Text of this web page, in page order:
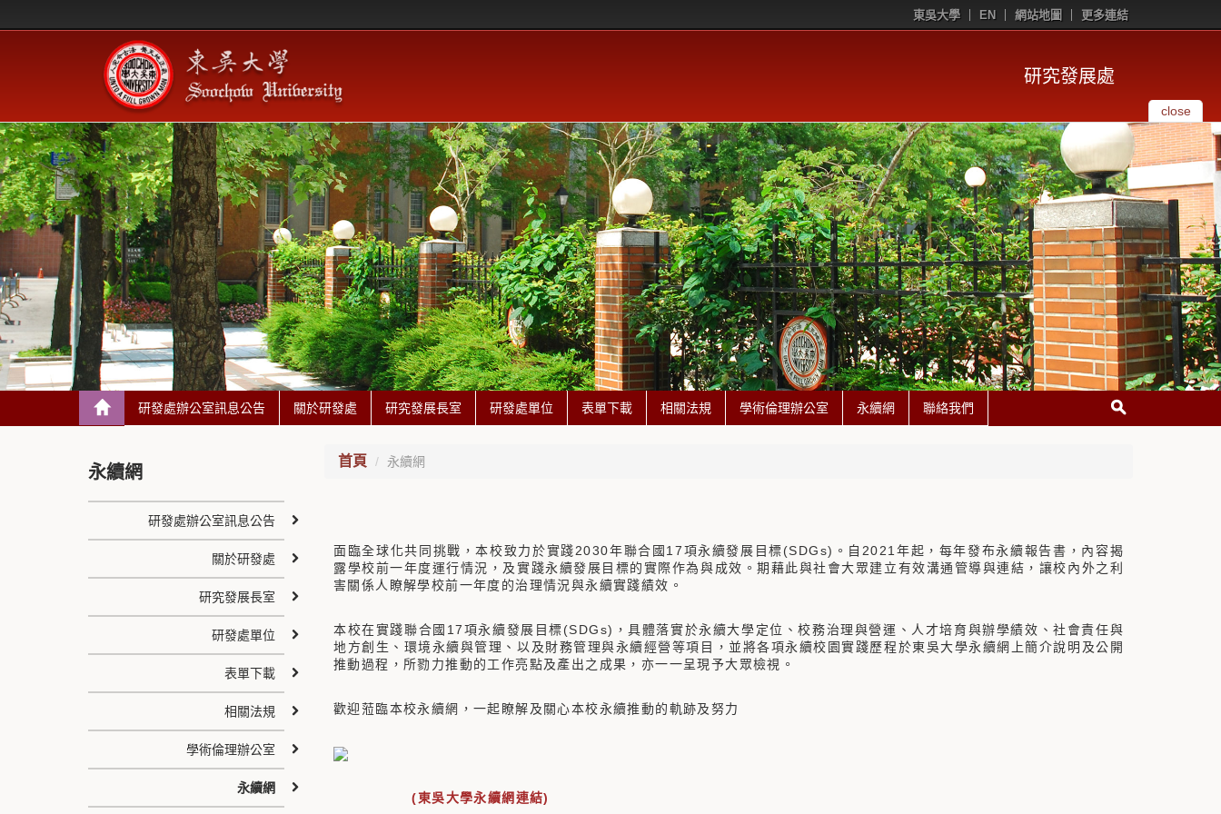
東吳大學 EN 網站地圖 更多連結
研究發展處
close
研發處辦公室訊息公告 關於研發處 研究發展長室 研發處單位 表單下載 相關法規 學術倫理辦公室 永續網 聯絡我們
首頁 永續網
面臨全球化共同挑戰，本校致力於實踐2030年聯合國17項永續發展目標(SDGs)。自2021年起，每年發布永續報告書，內容揭
露學校前一年度運行情況，及實踐永續發展目標的實際作為與成效。期藉此與社會大眾建立有效溝通管導與連結，讓校內外之利
害關係人瞭解學校前一年度的治理情況與永續實踐績效。
本校在實踐聯合國17項永續發展目標(SDGs)，具體落實於永續大學定位、校務治理與營運、人才培育與辦學績效、社會責任與
地方創生、環境永續與管理、以及財務管理與永續經營等項目，並將各項永續校園實踐歷程於東吳大學永續網上簡介說明及公開
推動過程，所勠力推動的工作亮點及產出之成果，亦一一呈現予大眾檢視。
歡迎蒞臨本校永續網，一起瞭解及關心本校永續推動的軌跡及努力
(東吳大學永續網連結)
永續網
研發處辦公室訊息公告
關於研發處
研究發展長室
研發處單位
表單下載
相關法規
學術倫理辦公室
永續網